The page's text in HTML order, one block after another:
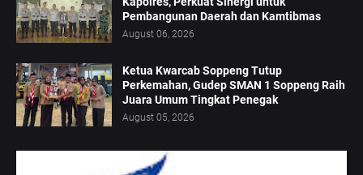
Pembangunan Daerah dan Kamtibmas
August 06, 2026
Ketua Kwarcab Soppeng Tutup
Perkemahan, Gudep SMAN 1 Soppeng Raih
Juara Umum Tingkat Penegak
August 05, 2026